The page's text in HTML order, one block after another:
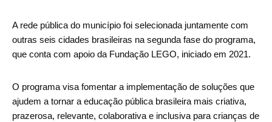
A rede pública do município foi selecionada juntamente com
outras seis cidades brasileiras na segunda fase do programa,
que conta com apoio da Fundação LEGO, iniciado em 2021.
O programa visa fomentar a implementação de soluções que
ajudem a tornar a educação pública brasileira mais criativa,
prazerosa, relevante, colaborativa e inclusiva para crianças de